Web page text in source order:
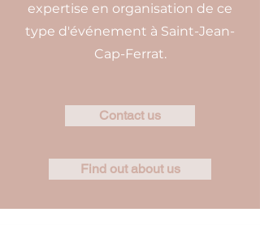
expertise en organisation de ce
type d'événement à Saint-Jean-
Cap-Ferrat.
Contact us
Find out about us